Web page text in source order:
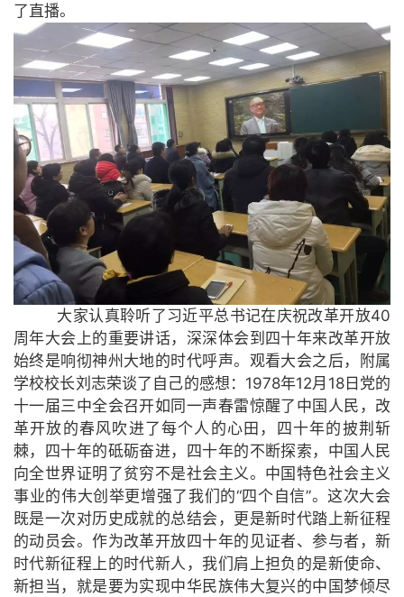
了直播。
大家认真聆听了习近平总书记在庆祝改革开放40
周年大会上的重要讲话，深深体会到四十年来改革开放
始终是响彻神州大地的时代呼声。观看大会之后，附属
学校校长刘志荣谈了自己的感想：1978年12月18日党的
十一届三中全会召开如同一声春雷惊醒了中国人民，改
革开放的春风吹进了每个人的心田，四十年的披荆斩
棘，四十年的砥砺奋进，四十年的不断探索，中国人民
向全世界证明了贫穷不是社会主义。中国特色社会主义
事业的伟大创举更增强了我们的“四个自信”。这次大会
既是一次对历史成就的总结会，更是新时代踏上新征程
的动员会。作为改革开放四十年的见证者、参与者，新
时代新征程上的时代新人，我们肩上担负的是新使命、
新担当，就是要为实现中华民族伟大复兴的中国梦倾尽